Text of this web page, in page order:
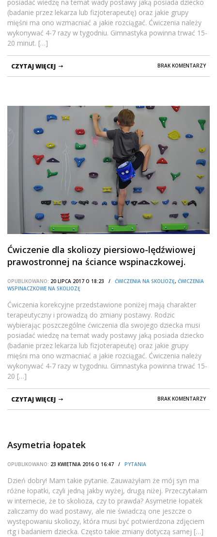
posiadać wiedzę na temat wady postawy jaką posiada dziecko
(badanie przez lekarza lub fizjoterapeutę) oraz jakie grupy
mięśni ma ono wzmacniać a jakie rozciągać. Ćwiczenia należy
wykonywać 4-7 razy w tygodniu. Gimnastyka powinna trwać 15-
20 minut. […]
BRAK KOMENTARZY
CZYTAJ WIĘCEJ
Ćwiczenie dla skoliozy piersiowo-lędźwiowej
prawostronnej na ściance wspinaczkowej.
OPUBLIKOWANO: 20 LIPCA 2017 O 18:23 / ĆWICZENIA NA SKOLIOZĘ, ĆWICZENIA
WSPINACZKOWE NA SKOLIOZĘ
Ćwiczenia korekcyjne przedstawione poniżej mają charakter
terapeutyczny i prowadzą do zmiany postawy. Rodzic
wybierając poszczególne ćwiczenia dla swojego dziecka musi
posiadać wiedzę na temat wady postawy jaką posiada dziecko
(badanie przez lekarza lub fizjoterapeutę) oraz jakie grupy
mięśni ma ono wzmacniać a jakie rozciągać. Ćwiczenia należy
wykonywać 4-7 razy w tygodniu. Gimnastyka powinna trwać 15-
20 […]
BRAK KOMENTARZY
CZYTAJ WIĘCEJ
Asymetria łopatek
OPUBLIKOWANO: 23 KWIETNIA 2016 O 16:47 / PYTANIA
Dzień dobry! Mam takie pytanie. Zauważyłam że mój syn ma
różne łopatki, czyli jedną jakby wyżej, drugą niżej. Przeczytałam
w internecie, że to skolioza, czy to prawda? Asymetrie łopatek
zaliczamy do wad postawy, ale nie świadczą one jeszcze o
występowaniu skoliozy, która musi być potwierdzona zdjęciem
rtg i badaniem dziecka. Często takie zmiany dotyczą samej […]